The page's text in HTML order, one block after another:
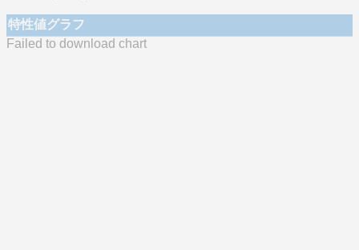
特性値グラフ
Failed to download chart